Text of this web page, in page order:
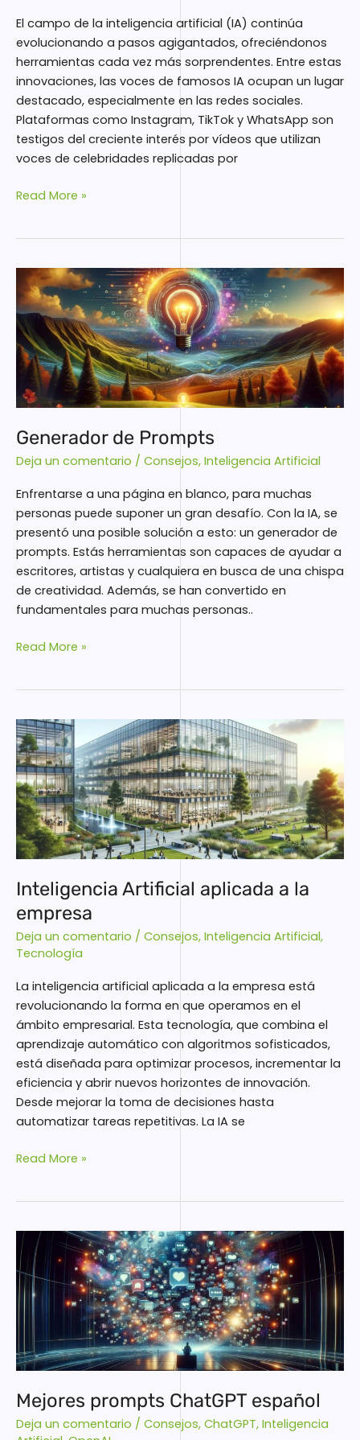
El campo de la inteligencia artificial (IA) continúa
evolucionando a pasos agigantados, ofreciéndonos
herramientas cada vez más sorprendentes. Entre estas
innovaciones, las voces de famosos IA ocupan un lugar
destacado, especialmente en las redes sociales.
Plataformas como Instagram, TikTok y WhatsApp son
testigos del creciente interés por vídeos que utilizan
voces de celebridades replicadas por
Read More »
Generador de Prompts
Deja un comentario / Consejos, Inteligencia Artificial
Enfrentarse a una página en blanco, para muchas
personas puede suponer un gran desafío. Con la IA, se
presentó una posible solución a esto: un generador de
prompts. Estás herramientas son capaces de ayudar a
escritores, artistas y cualquiera en busca de una chispa
de creatividad. Además, se han convertido en
fundamentales para muchas personas..
Generador
de
Prompts
Read More »
Inteligencia Artificial aplicada a la
empresa
Deja un comentario / Consejos, Inteligencia Artificial,
Tecnología
La inteligencia artificial aplicada a la empresa está
revolucionando la forma en que operamos en el
ámbito empresarial. Esta tecnología, que combina el
aprendizaje automático con algoritmos sofisticados,
está diseñada para optimizar procesos, incrementar la
eficiencia y abrir nuevos horizontes de innovación.
Desde mejorar la toma de decisiones hasta
automatizar tareas repetitivas. La IA se
Inteligencia
Artificial
aplicada
a
la
empresa
Read More »
Mejores prompts ChatGPT español
Deja un comentario / Consejos, ChatGPT, Inteligencia
Mejores
prompts
ChatGPT
español